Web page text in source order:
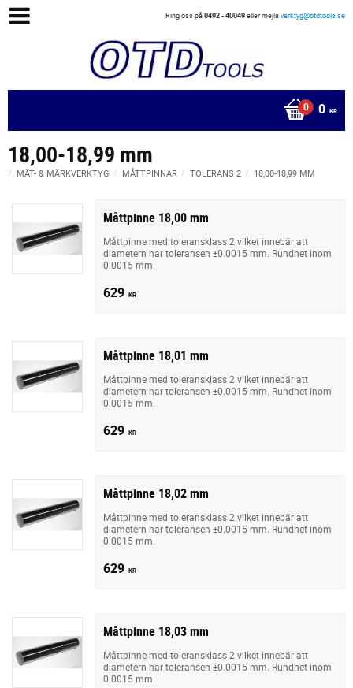
Ring oss på0492 - 40049eller mejlaverktyg@otdtools.se
0 KR
18,00-18,99 mm
MÄT- & MÄRKVERKTYG MÅTTPINNAR TOLERANS 2 18,00-18,99 MM
Måttpinne 18,00 mm
Måttpinne med toleransklass 2 vilket innebär att
diametern har toleransen ±0.0015 mm. Rundhet inom
0.0015 mm.
629 KR
Måttpinne 18,01 mm
Måttpinne med toleransklass 2 vilket innebär att
diametern har toleransen ±0.0015 mm. Rundhet inom
0.0015 mm.
629 KR
Måttpinne 18,02 mm
Måttpinne med toleransklass 2 vilket innebär att
diametern har toleransen ±0.0015 mm. Rundhet inom
0.0015 mm.
629 KR
Måttpinne 18,03 mm
Måttpinne med toleransklass 2 vilket innebär att
diametern har toleransen ±0.0015 mm. Rundhet inom
0.0015 mm.